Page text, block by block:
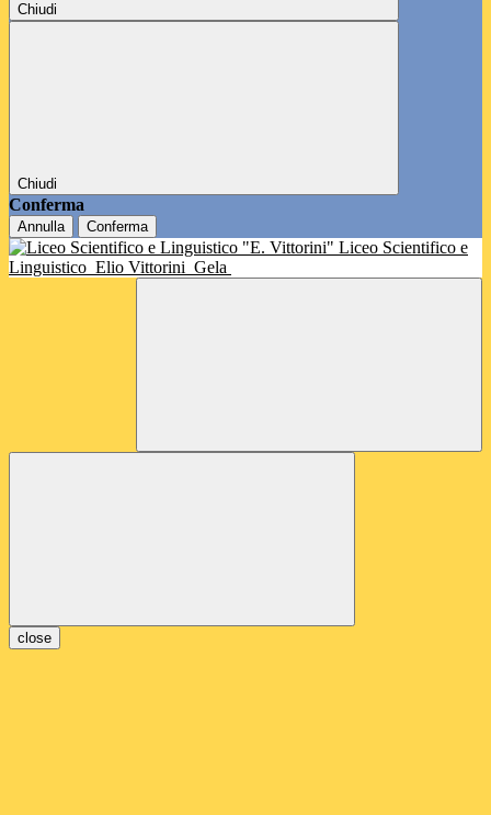
Chiudi
Chiudi
Conferma
Annulla Conferma
Liceo Scientifico e
Linguistico Elio Vittorini Gela
close